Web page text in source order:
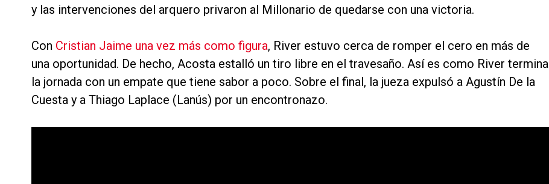
y las intervenciones del arquero privaron al Millonario de quedarse con una victoria.
Con Cristian Jaime una vez más como figura, River estuvo cerca de romper el cero en más de
una oportunidad. De hecho, Acosta estalló un tiro libre en el travesaño. Así es como River termina
la jornada con un empate que tiene sabor a poco. Sobre el final, la jueza expulsó a Agustín De la
Cuesta y a Thiago Laplace (Lanús) por un encontronazo.